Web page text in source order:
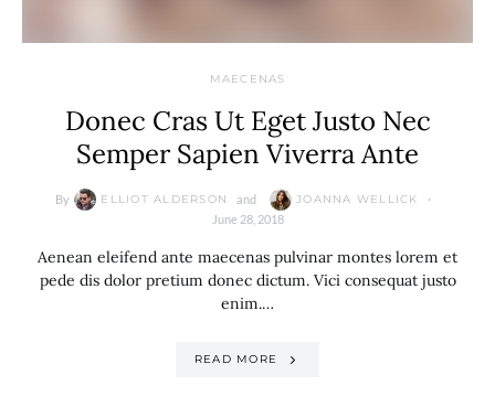
MAECENAS
Donec Cras Ut Eget Justo Nec
Semper Sapien Viverra Ante
By ELLIOT ALDERSON and
JOANNA WELLICK
June 28, 2018
Aenean eleifend ante maecenas pulvinar montes lorem et
pede dis dolor pretium donec dictum. Vici consequat justo
enim.…
READ MORE